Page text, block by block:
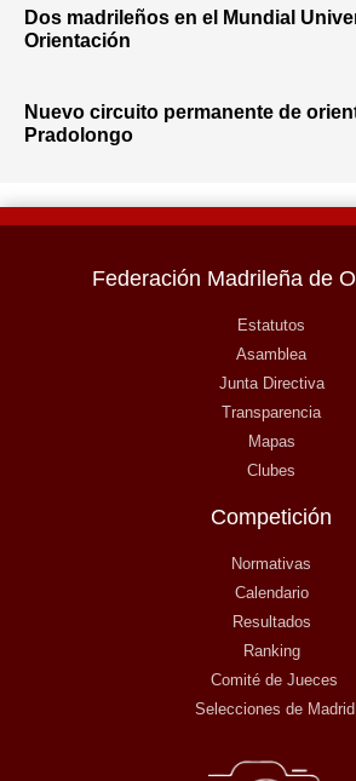
Dos madrileños en el Mundial
Orientación
Nuevo circuito permanente de
Pradolongo
Federación Madrileña de
Estatutos
Asamblea
Junta Directiva
Transparencia
Mapas
Clubes
Competición
Normativas
Calendario
Resultados
Ranking
Comité de Jueces
Selecciones de Madrid